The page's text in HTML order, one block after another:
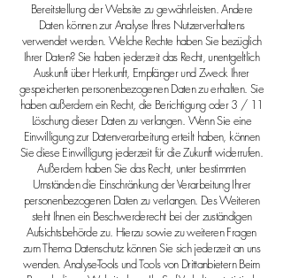
Bereitstellung der Website zu gewährleisten. Andere
Daten können zur Analyse Ihres Nutzerverhaltens
verwendet werden. Welche Rechte haben Sie bezüglich
Ihrer Daten? Sie haben jederzeit das Recht, unentgeltlich
Auskunft über Herkunft, Empfänger und Zweck Ihrer
gespeicherten personenbezogenen Daten zu erhalten. Sie
haben außerdem ein Recht, die Berichtigung oder3 / 11
Löschung dieser Daten zu verlangen. Wenn Sie eine
Einwilligung zur Datenverarbeitung erteilt haben, können
Sie diese Einwilligung jederzeit für die Zukunft widerrufen.
Außerdem haben Sie das Recht, unter bestimmten
Umständen die Einschränkung der Verarbeitung Ihrer
personenbezogenen Daten zu verlangen. Des Weiteren
steht Ihnen ein Beschwerderecht bei der zuständigen
Aufsichtsbehörde zu. Hierzu sowie zu weiteren Fragen
zum Thema Datenschutz können Sie sich jederzeit an uns
wenden. Analyse-Tools und Tools von Drittanbietern Beim